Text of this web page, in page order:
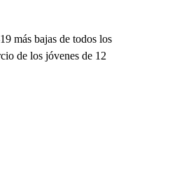
más bajas de todos los
de los jóvenes de 12